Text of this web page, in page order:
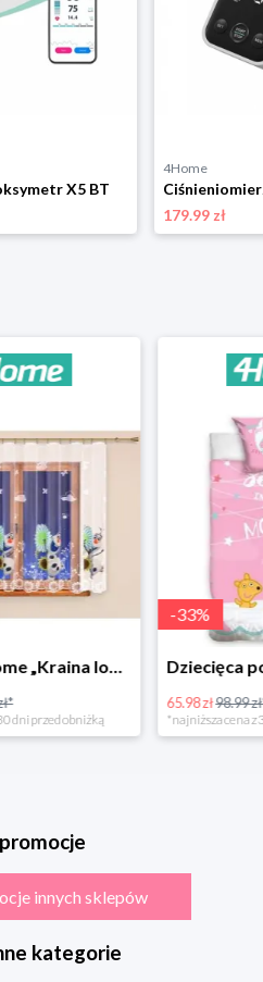
X5 BT
4Home
179.99 zł
Firanka 4Home „Kraina lodu” (Frozen)
dni przed obniżką
-33%
65.98 zł98.99 zł*
*najniższa cena z
innych sklepów
kategorie